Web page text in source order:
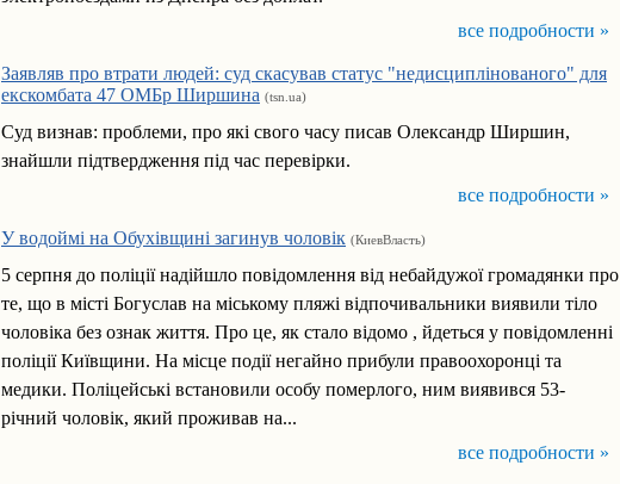
все подробности »
Заявляв про втрати людей: суд скасував статус "недисциплінованого" для
екскомбата 47 ОМБр Ширшина (tsn.ua)
Суд визнав: проблеми, про які свого часу писав Олександр Ширшин,
знайшли підтвердження під час перевірки.
все подробности »
У водоймі на Обухівщині загинув чоловік (КиевВласть)
5 серпня до поліції надійшло повідомлення від небайдужої громадянки про
те, що в місті Богуслав на міському пляжі відпочивальники виявили тіло
чоловіка без ознак життя. Про це, як стало відомо , йдеться у повідомленні
поліції Київщини. На місце події негайно прибули правоохоронці та
медики. Поліцейські встановили особу померлого, ним виявився 53-
річний чоловік, який проживав на...
все подробности »